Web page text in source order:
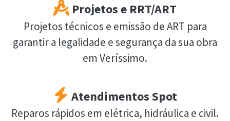
Projetos e RRT/ART
Projetos técnicos e emissão de ART para
garantir a legalidade e segurança da sua obra
em Veríssimo.
Atendimentos Spot
Reparos rápidos em elétrica, hidráulica e civil.